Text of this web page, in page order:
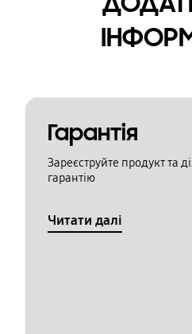
Гарантія
Зареєструйте продукт та
гарантію
Читати далі